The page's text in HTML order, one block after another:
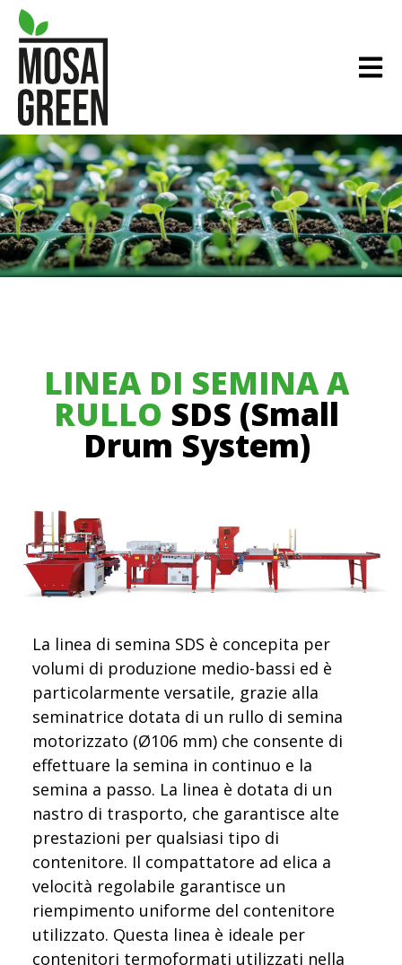
LINEA DI SEMINA A
RULLO SDS (Small
Drum System)
La linea di semina SDS è concepita per
volumi di produzione medio-bassi ed è
particolarmente versatile, grazie alla
seminatrice dotata di un rullo di semina
motorizzato (Ø106 mm) che consente di
effettuare la semina in continuo e la
semina a passo. La linea è dotata di un
nastro di trasporto, che garantisce alte
prestazioni per qualsiasi tipo di
contenitore. Il compattatore ad elica a
velocità regolabile garantisce un
riempimento uniforme del contenitore
utilizzato. Questa linea è ideale per
contenitori termoformati utilizzati nella